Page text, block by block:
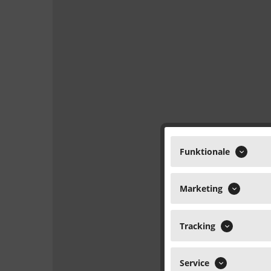
Funktionale
Marketing
Tracking
Service